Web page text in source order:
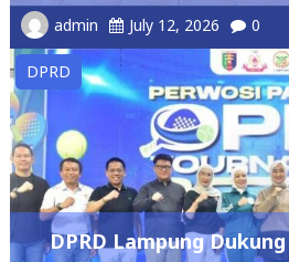
DPRD
DPRD Lampung
Olahraga Masyarakat
Cup Open